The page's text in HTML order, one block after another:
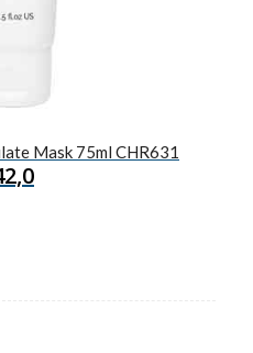
Mask 75ml CHR631